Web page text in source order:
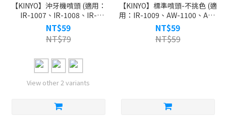
【KINYO】沖牙機噴頭 (適用：
IR-1007、IR-1008、IR-
1012、IR-2006)
NT$59
NT$79
View other 2 variants
【KINYO】標準噴頭-不挑色 (適
用：IR-1009、AW-1100、AW-
2100、AW-2110、DL-5002)
NT$59
NT$59